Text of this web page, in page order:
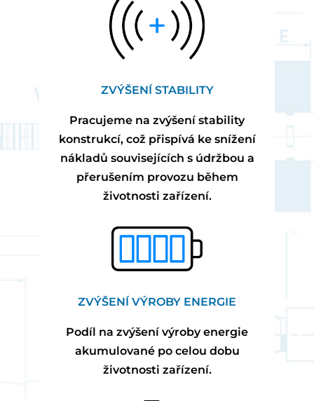
ZVÝŠENÍ STABILITY
Pracujeme na zvýšení stability
konstrukcí, což přispívá ke snížení
nákladů souvisejících s údržbou a
přerušením provozu během
životnosti zařízení.
ZVÝŠENÍ VÝROBY ENERGIE
Podíl na zvýšení výroby energie
akumulované po celou dobu
životnosti zařízení.